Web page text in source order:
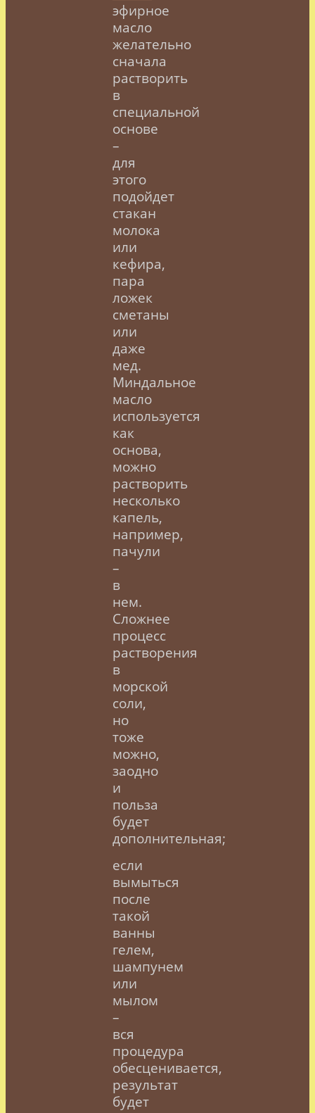
эфирное
масло
желательно
сначала
растворить
в
специальной
основе
–
для
этого
подойдет
стакан
молока
или
кефира,
пара
ложек
сметаны
или
даже
мед.
Миндальное
масло
используется
как
основа,
можно
растворить
несколько
капель,
например,
пачули
–
в
нем.
Сложнее
процесс
растворения
в
морской
соли,
но
тоже
можно,
заодно
и
польза
будет
дополнительная;
если
вымыться
после
такой
ванны
гелем,
шампунем
или
мылом
–
вся
процедура
обесценивается,
результат
будет